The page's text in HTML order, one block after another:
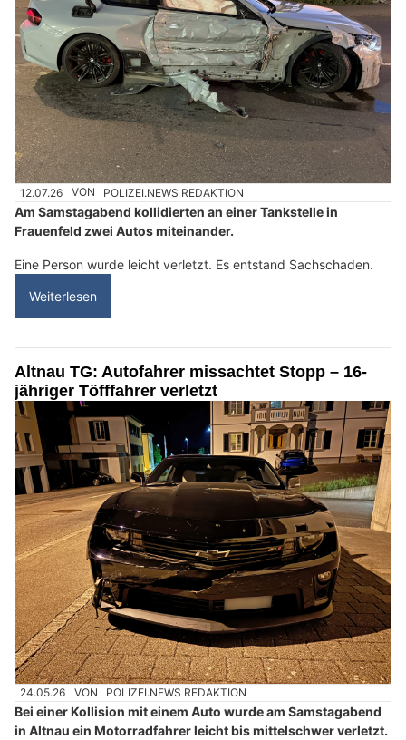
12.07.26 VON POLIZEI.NEWS REDAKTION
Am Samstagabend kollidierten an einer Tankstelle in
Frauenfeld zwei Autos miteinander.
Eine Person wurde leicht verletzt. Es entstand Sachschaden.
Weiterlesen
Altnau TG: Autofahrer missachtet Stopp – 16-
jähriger Töfffahrer verletzt
24.05.26 VON POLIZEI.NEWS REDAKTION
Bei einer Kollision mit einem Auto wurde am Samstagabend
in Altnau ein Motorradfahrer leicht bis mittelschwer verletzt.